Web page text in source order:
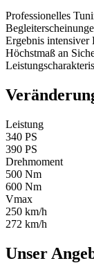
Professionelles
Ergebnis intensiver
Höchstmaß an
Leistung
340 PS
390 PS
Drehmoment
500 Nm
600 Nm
Vmax
250 km/h
272 km/h
Unser